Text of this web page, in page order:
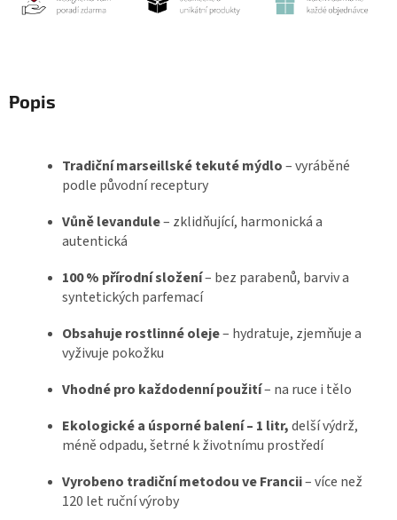
Popis
Tradiční marseillské tekuté mýdlo– vyráběné
podle původní receptury
Vůně levandule– zklidňující, harmonická a
autentická
100 % přírodní složení– bez parabenů, barviv a
syntetických parfemací
Obsahuje rostlinné oleje– hydratuje, zjemňuje a
vyživuje pokožku
Vhodné pro každodenní použití– na ruce i tělo
Ekologické a úsporné balení – 1 litr,delší výdrž,
méně odpadu, šetrné k životnímu prostředí
Vyrobeno tradiční metodou ve Francii– více než
120 let ruční výroby